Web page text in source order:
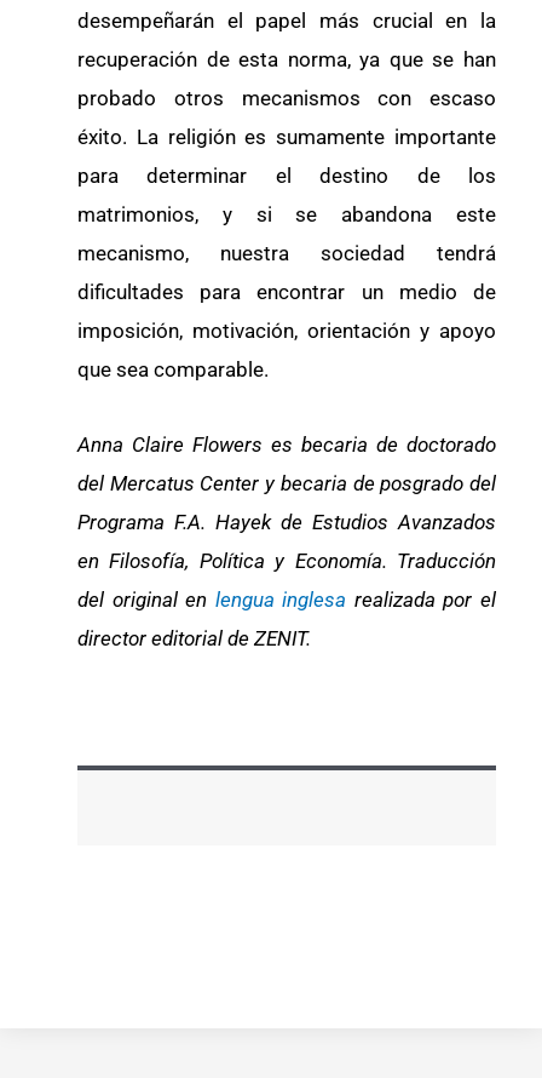
desempeñarán el papel más crucial en la
recuperación de esta norma, ya que se han
probado otros mecanismos con escaso
éxito. La religión es sumamente importante
para determinar el destino de los
matrimonios, y si se abandona este
mecanismo, nuestra sociedad tendrá
dificultades para encontrar un medio de
imposición, motivación, orientación y apoyo
que sea comparable.
Anna Claire Flowers es becaria de doctorado
del Mercatus Center y becaria de posgrado del
Programa F.A. Hayek de Estudios Avanzados
en Filosofía, Política y Economía. Traducción
del original en lengua inglesa realizada por el
director editorial de ZENIT.